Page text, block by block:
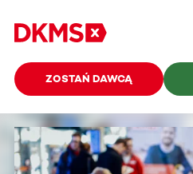
ZOSTAŃ DAWCĄ